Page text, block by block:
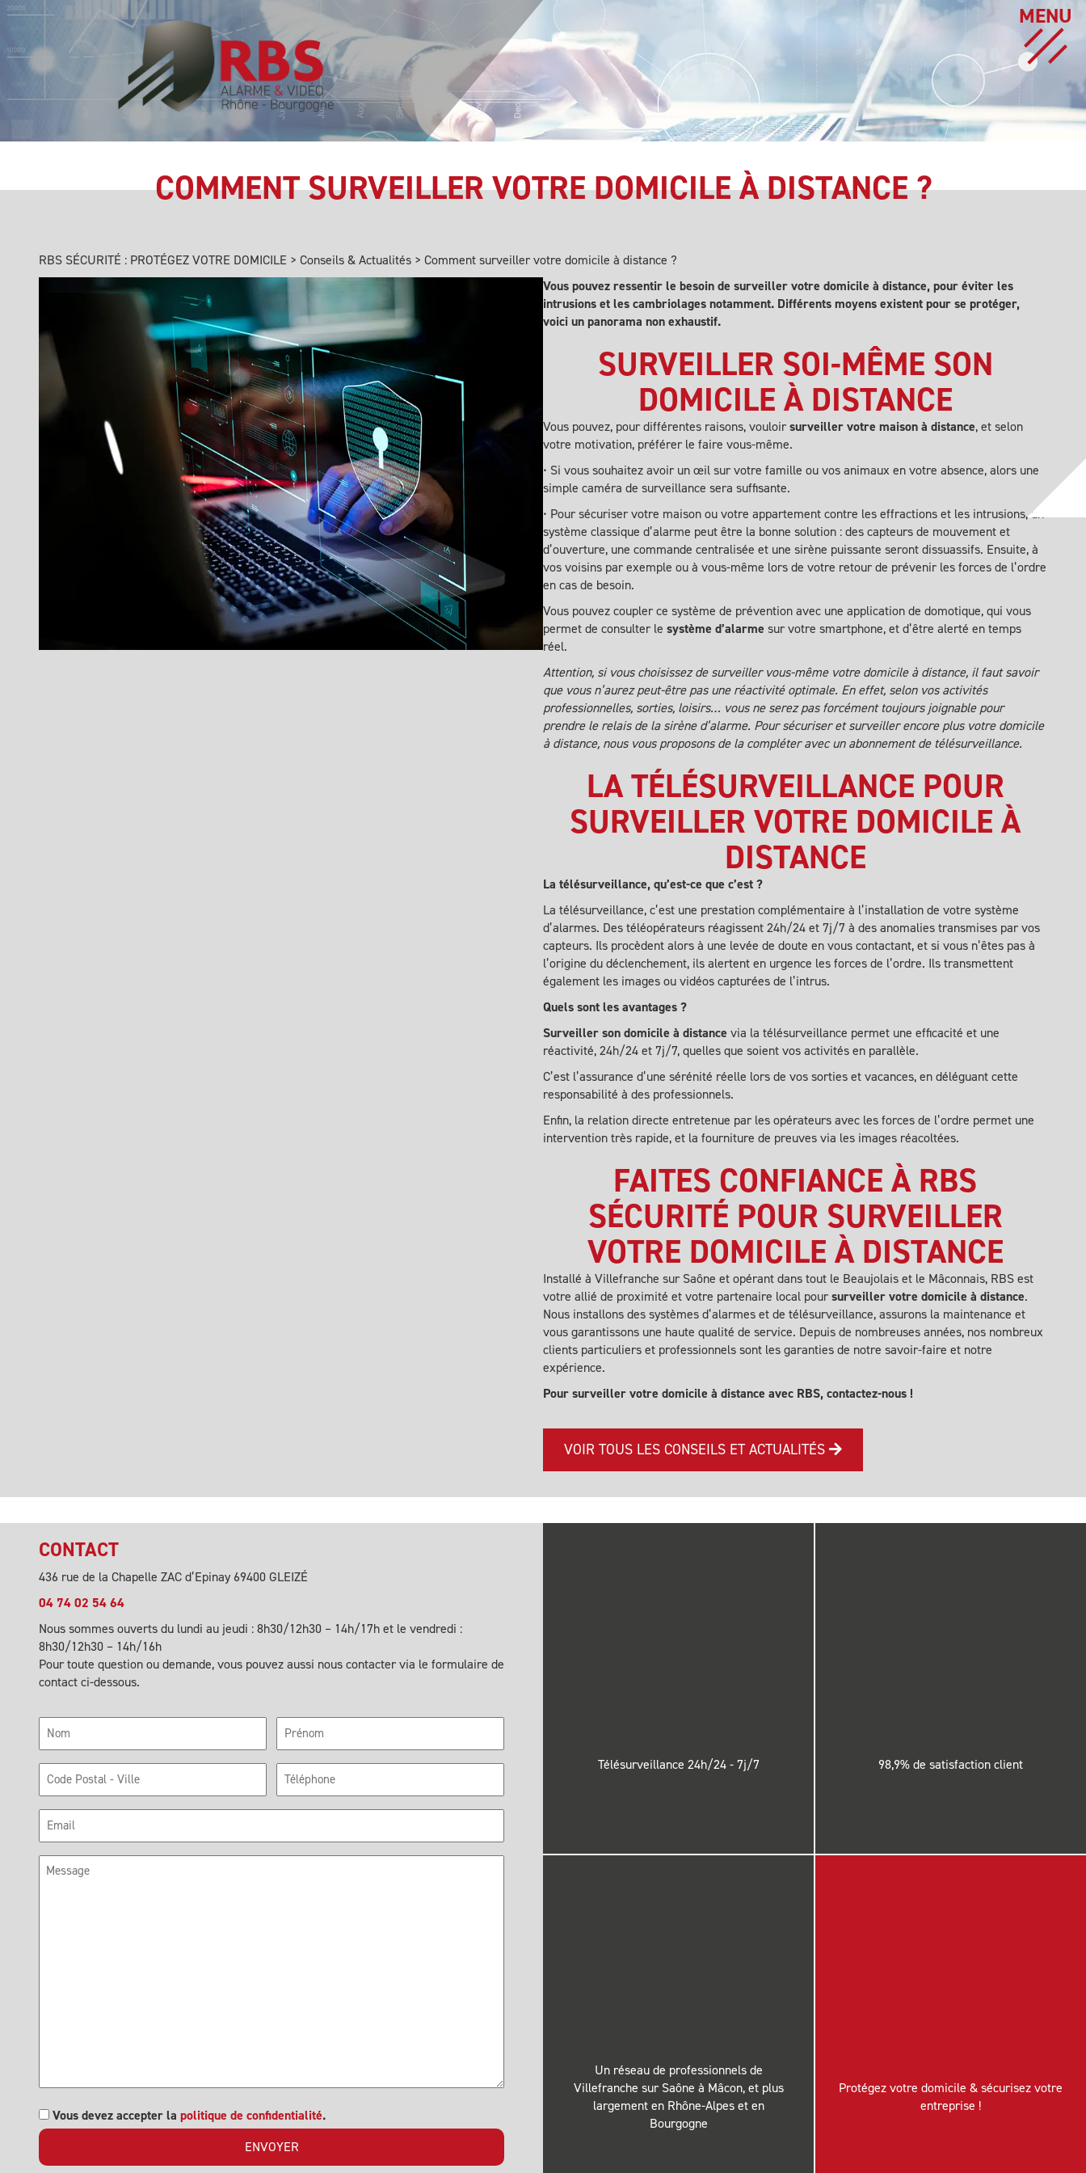
MENU
COMMENT SURVEILLER VOTRE DOMICILE À DISTANCE ?
RBS SÉCURITÉ : PROTÉGEZ VOTRE DOMICILE > Conseils & Actualités > Comment surveiller votre domicile à distance ?
Vous pouvez ressentir le besoin de surveiller votre domicile à distance, pour éviter les
intrusions et les cambriolages notamment. Différents moyens existent pour se protéger,
voici un panorama non exhaustif.
SURVEILLER SOI-MÊME SON
DOMICILE À DISTANCE
Vous pouvez, pour différentes raisons, vouloirsurveiller votre maison à distance, et selon
votre motivation, préférer le faire vous-même.
• Si vous souhaitez avoir un œil sur votre famille ou vos animaux en votre absence, alors une
simple caméra de surveillance sera suffisante.
• Pour sécuriser votre maison ou votre appartement contre les effractions et les intrusions, un
système classique d’alarme peut être la bonne solution : des capteurs de mouvement et
d’ouverture, une commande centralisée et une sirène puissante seront dissuassifs. Ensuite, à
vos voisins par exemple ou à vous-même lors de votre retour de prévenir les forces de l’ordre
en cas de besoin.
Vous pouvez coupler ce système de prévention avec une application de domotique, qui vous
permet de consulter le système d’alarme sur votre smartphone, et d’être alerté en temps
réel.
Attention, si vous choisissez de surveiller vous-même votre domicile à distance, il faut savoir
que vous n’aurez peut-être pas une réactivité optimale. En effet, selon vos activités
professionnelles, sorties, loisirs… vous ne serez pas forcément toujours joignable pour
prendre le relais de la sirène d’alarme. Pour sécuriser et surveiller encore plus votre domicile
à distance, nous vous proposons de la compléter avec un abonnement detélésurveillance.
LA TÉLÉSURVEILLANCE POUR
SURVEILLER VOTRE DOMICILE À
DISTANCE
La télésurveillance, qu’est-ce que c’est ?
La télésurveillance, c’est une prestation complémentaire à l’installation de votre système
d’alarmes. Des téléopérateurs réagissent 24h/24 et 7j/7 à desanomaliestransmises par vos
capteurs. Ils procèdent alors à une levée de doute en vous contactant, et si vous n’êtes pas à
l’origine du déclenchement, ils alertent en urgence les forces de l’ordre. Ils transmettent
également les images ou vidéos capturées de l’intrus.
Quels sont les avantages ?
Surveiller son domicile à distance via la télésurveillance permet une efficacité et une
réactivité, 24h/24 et 7j/7, quelles que soient vos activités en parallèle.
C’est l’assurance d’une sérénité réelle lors de vos sorties et vacances, en déléguant cette
responsabilité à des professionnels.
Enfin, la relation directe entretenue par les opérateurs avec lesforces de l’ordre permet une
intervention très rapide, et la fourniture de preuves via les images réacoltées.
FAITES CONFIANCE À RBS
SÉCURITÉ POUR SURVEILLER
VOTRE DOMICILE À DISTANCE
Installé à Villefranche sur Saône et opérant dans tout le Beaujolais et le Mâconnais, RBS est
votre allié de proximité et votre partenaire local poursurveiller votre domicile à distance.
Nous installons des systèmes d’alarmes et de télésurveillance, assurons la maintenance et
vous garantissons une haute qualité de service. Depuis de nombreuses années, nos nombreux
clients particuliers et professionnels sont les garanties de notre savoir-faire et notre
expérience.
Pour surveiller votre domicile à distance avec RBS, contactez-nous !
VOIR TOUS LES CONSEILS ET ACTUALITÉS
CONTACT
436 rue de la Chapelle ZAC d’Epinay 69400 GLEIZÉ
04 74 02 54 64
Nous sommes ouverts du lundi au jeudi : 8h30/12h30 – 14h/17h et le vendredi :
8h30/12h30 – 14h/16h
Pour toute question ou demande, vous pouvez aussi nous contacter via le formulaire de
contact ci-dessous.
Nom Prénom
Code
Postal
Téléphone
E-
mail
Message
RGPDVous devez accepter la politique de confidentialité.
Télésurveillance 24h/24 - 7j/7 98,9% de satisfaction client
Un réseau de professionnels de
Villefranche sur Saône à Mâcon, et plus
largement en Rhône-Alpes et en
Bourgogne
Protégez votre domicile & sécurisez votre
entreprise !